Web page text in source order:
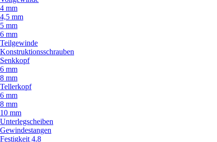
4 mm
4,5 mm
5 mm
6 mm
Teilgewinde
Konstruktionsschrauben
Senkkopf
6 mm
8 mm
Tellerkopf
6 mm
8 mm
10 mm
Unterlegscheiben
Gewindestangen
Festigkeit 4.8